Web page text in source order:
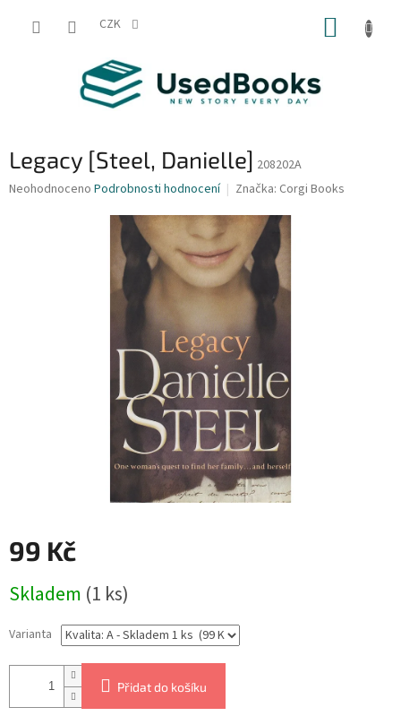
CZK
Legacy [Steel, Danielle] 208202A
Průměrné
Neohodnoceno Podrobnosti hodnocení Značka: Corgi Books
99 Kč
cena:
Skladem (1 ks)
Varianta
Přidat do košíku